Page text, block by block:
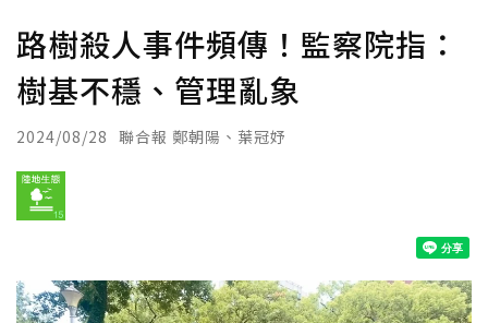
路樹殺人事件頻傳！監察院指：
樹基不穩、管理亂象
2024/08/28 聯合報 鄭朝陽、葉冠妤